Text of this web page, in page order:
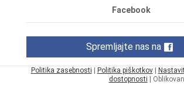
Facebook
Spremljajte nas na
Politika zasebnosti Politika piškotkov|
dostopnosti |